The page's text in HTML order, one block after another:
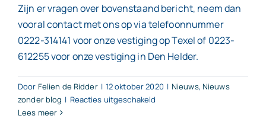
Zijn er vragen over bovenstaand bericht, neem dan
vooral contact met ons op via telefoonnummer
0222-314141 voor onze vestiging op Texel of 0223-
612255 voor onze vestiging in Den Helder.
Door Felien de Ridder | 12 oktober 2020 | Nieuws, Nieuws
zonder blog | Reacties uitgeschakeld
Lees meer